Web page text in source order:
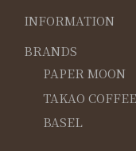
INFORMATION
BRANDS
PAPER MOON
TAKAO COFFEE
BASEL